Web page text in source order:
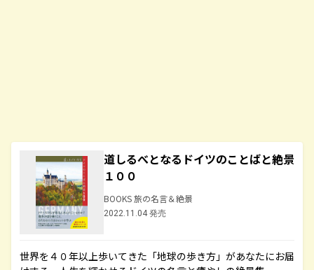
道しるべとなるドイツのことばと絶景
１００
BOOKS 旅の名言＆絶景
2022.11.04 発売
世界を４０年以上歩いてきた「地球の歩き方」があなたにお届